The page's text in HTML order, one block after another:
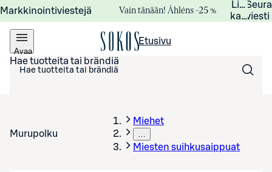
Markkinointiviestejä Vain tänään! Åhléns –25 %
viesti
Avaa
valikko
Etusivu
Hae tuotteita tai brändiä
Murupolku
Miehet
…
Miesten suihkusaippuat